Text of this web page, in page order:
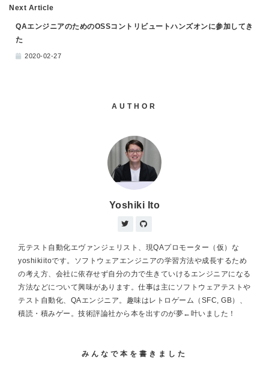
Next Article
QAエンジニアのためのOSSコントリビュートハンズオンに参加してき
た
2020-02-27
AUTHOR
Yoshiki Ito
元テスト自動化エヴァンジェリスト、現QAプロモーター（仮）な
yoshikiitoです。ソフトウェアエンジニアの学習方法や成長するため
の考え方、会社に依存せず自分の力で生きていけるエンジニアになる
方法などについて興味があります。仕事は主にソフトウェアテストや
テスト自動化、QAエンジニア。趣味はレトロゲーム（SFC, GB）、
積読・積みゲー。技術評論社から本を出すのが夢←叶いました！
みんなで本を書きました